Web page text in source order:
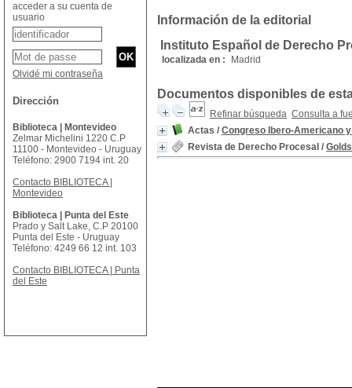
Información de la editorial
Instituto Español de Derecho
localizada en : Madrid
Documentos disponibles de
Refinar búsqueda Consulta a
Actas / Congreso Ibero-Americano
Revista de Derecho Procesal /
acceder a su cuenta de
usuario
Olvidé mi contraseña
Dirección
Biblioteca | Montevideo
Zelmar Michelini 1220 C.P
11100 - Montevideo - Uruguay
Teléfono: 2900 7194 int. 20
Contacto BIBLIOTECA |
Montevideo
Biblioteca | Punta del Este
Prado y Salt Lake, C.P 20100
Punta del Este - Uruguay
Teléfono: 4249 66 12 int. 103
Contacto BIBLIOTECA | Punta
del Este